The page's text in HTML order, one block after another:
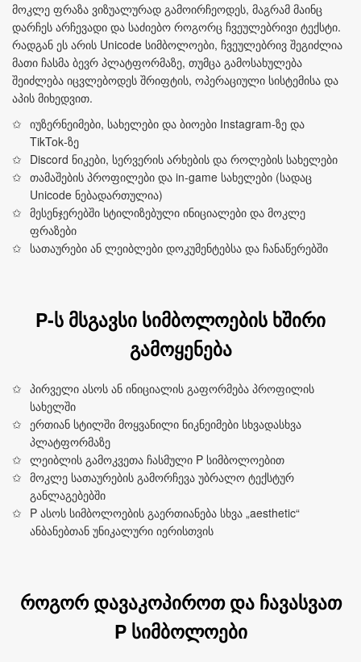
მოკლე ფრაზა ვიზუალურად გამოირჩეოდეს, მაგრამ მაინც
დარჩეს არჩევადი და საძიებო როგორც ჩვეულებრივი ტექსტი.
რადგან ეს არის Unicode სიმბოლოები, ჩვეულებრივ შეგიძლია
მათი ჩასმა ბევრ პლატფორმაზე, თუმცა გამოსახულება
შეიძლება იცვლებოდეს შრიფტის, ოპერაციული სისტემისა და
აპის მიხედვით.
იუზერნეიმები, სახელები და ბიოები Instagram‑ზე და
TikTok‑ზე
Discord ნიკები, სერვერის არხების და როლების სახელები
თამაშების პროფილები და in‑game სახელები (სადაც
Unicode ნებადართულია)
მესენჯერებში სტილიზებული ინიციალები და მოკლე
ფრაზები
სათაურები ან ლეიბლები დოკუმენტებსა და ჩანაწერებში
P‑ს მსგავსი სიმბოლოების ხშირი
გამოყენება
პირველი ასოს ან ინიციალის გაფორმება პროფილის
სახელში
ერთიან სტილში მოყვანილი ნიკნეიმები სხვადასხვა
პლატფორმაზე
ლეიბლის გამოკვეთა ჩასმული P სიმბოლოებით
მოკლე სათაურების გამორჩევა უბრალო ტექსტურ
განლაგებებში
P ასოს სიმბოლოების გაერთიანება სხვა „aesthetic“
ანბანებთან უნიკალური იერისთვის
როგორ დავაკოპიროთ და ჩავასვათ
P სიმბოლოები